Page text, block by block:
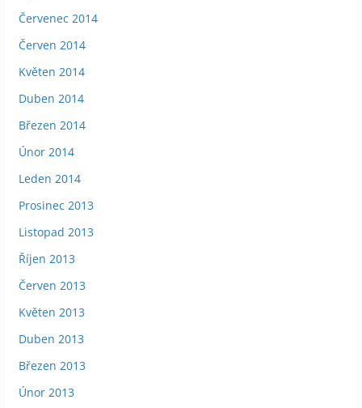
Červenec 2014
Červen 2014
Květen 2014
Duben 2014
Březen 2014
Únor 2014
Leden 2014
Prosinec 2013
Listopad 2013
Říjen 2013
Červen 2013
Květen 2013
Duben 2013
Březen 2013
Únor 2013